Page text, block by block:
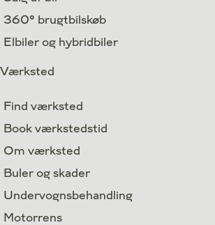
360° brugtbilskøb
Elbiler og hybridbiler
Værksted
Find værksted
Book værkstedstid
Om værksted
Buler og skader
Undervognsbehandling
Motorrens